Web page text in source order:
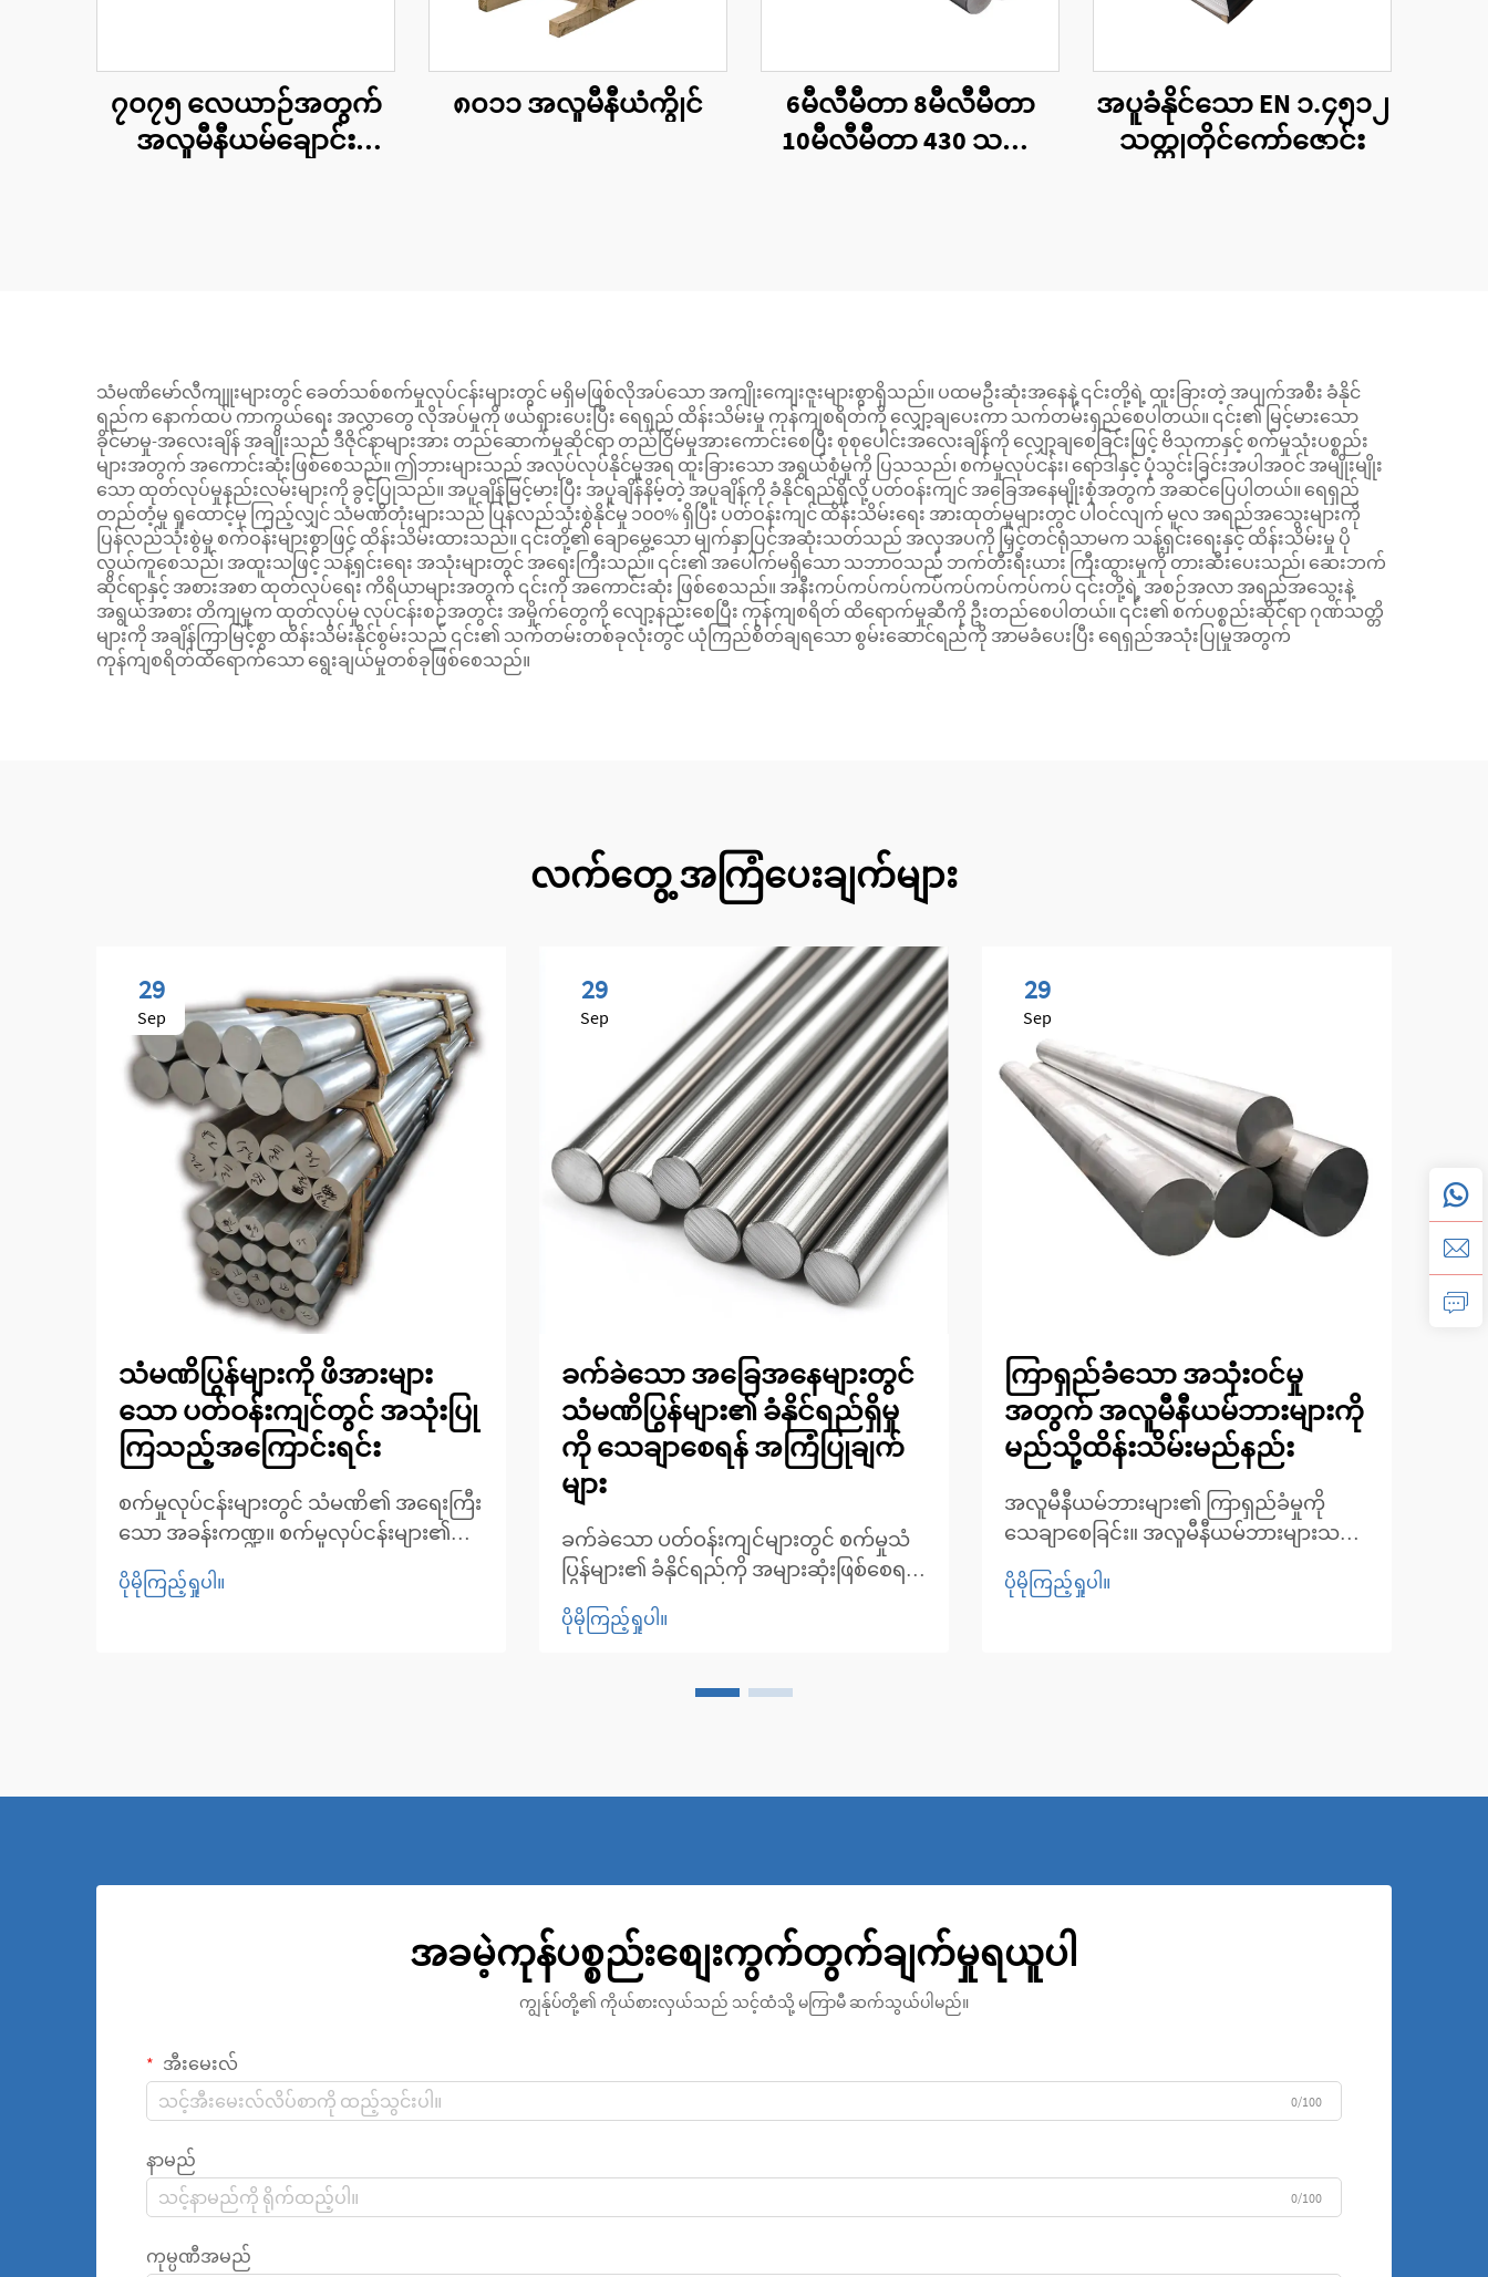
၇၀၇၅ လေယာဉ်အတွက်
အလူမီနီယမ်ချောင်း
၈၀၁၁ အလူမီနီယံကွိုင်
6မီလီမီတာ 8မီလီမီတာ
10မီလီမီတာ 430 သတ္တု
အပူခံနိုင်သော EN ၁.၄၅၁၂
သတ္တုတိုင်ကော်ဇောင်း
သံမဏိမော်လီကျူးများတွင် ခေတ်သစ်စက်မှုလုပ်ငန်းများတွင် မရှိမဖြစ်လိုအပ်သော အကျိုးကျေးဇူးများစွာရှိသည်။ ပထမဦးဆုံးအနေနဲ့ ၎င်းတို့ရဲ့ ထူးခြားတဲ့ အပျက်အစီး ခံနိုင်
ရည်က နောက်ထပ် ကာကွယ်ရေး အလွှာတွေ လိုအပ်မှုကို ဖယ်ရှားပေးပြီး ရေရှည် ထိန်းသိမ်းမှု ကုန်ကျစရိတ်ကို လျှော့ချပေးကာ သက်တမ်းရှည်စေပါတယ်။ ၎င်း၏ မြင့်မားသော
ခိုင်မာမှု-အလေးချိန် အချိုးသည် ဒီဇိုင်နာများအား တည်ဆောက်မှုဆိုင်ရာ တည်ငြိမ်မှုအားကောင်းစေပြီး စုစုပေါင်းအလေးချိန်ကို လျှော့ချစေခြင်းဖြင့် ဗိသုကာနှင့် စက်မှုသုံးပစ္စည်း
များအတွက် အကောင်းဆုံးဖြစ်စေသည်။ ဤဘားများသည် အလုပ်လုပ်နိုင်မှုအရ ထူးခြားသော အရွယ်စုံမှုကို ပြသသည်၊ စက်မှုလုပ်ငန်း၊ ရော်ဒါနှင့် ပုံသွင်းခြင်းအပါအဝင် အမျိုးမျိုး
သော ထုတ်လုပ်မှုနည်းလမ်းများကို ခွင့်ပြုသည်။ အပူချိန်မြင့်မားပြီး အပူချိန်နိမ့်တဲ့ အပူချိန်ကို ခံနိုင်ရည်ရှိလို့ ပတ်ဝန်းကျင် အခြေအနေမျိုးစုံအတွက် အဆင်ပြေပါတယ်။ ရေရှည်
တည်တံ့မှု ရှုထောင့်မှ ကြည့်လျှင် သံမဏိတုံးများသည် ပြန်လည်သုံးစွဲနိုင်မှု ၁၀၀% ရှိပြီး ပတ်ဝန်းကျင် ထိန်းသိမ်းရေး အားထုတ်မှုများတွင် ပါဝင်လျက် မူလ အရည်အသွေးများကို
ပြန်လည်သုံးစွဲမှု စက်ဝန်းများစွာဖြင့် ထိန်းသိမ်းထားသည်။ ၎င်းတို့၏ ချောမွေ့သော မျက်နှာပြင်အဆုံးသတ်သည် အလှအပကို မြှင့်တင်ရုံသာမက သန့်ရှင်းရေးနှင့် ထိန်းသိမ်းမှု ပို
လွယ်ကူစေသည်၊ အထူးသဖြင့် သန့်ရှင်းရေး အသုံးများတွင် အရေးကြီးသည်။ ၎င်း၏ အပေါက်မရှိသော သဘာဝသည် ဘက်တီးရီးယား ကြီးထွားမှုကို တားဆီးပေးသည်၊ ဆေးဘက်
ဆိုင်ရာနှင့် အစားအစာ ထုတ်လုပ်ရေး ကိရိယာများအတွက် ၎င်းကို အကောင်းဆုံး ဖြစ်စေသည်။ အနီးကပ်ကပ်ကပ်ကပ်ကပ်ကပ်ကပ်ကပ် ၎င်းတို့ရဲ့ အစဉ်အလာ အရည်အသွေးနဲ့
အရွယ်အစား တိကျမှုက ထုတ်လုပ်မှု လုပ်ငန်းစဉ်အတွင်း အမှိုက်တွေကို လျော့နည်းစေပြီး ကုန်ကျစရိတ် ထိရောက်မှုဆီကို ဦးတည်စေပါတယ်။ ၎င်း၏ စက်ပစ္စည်းဆိုင်ရာ ဂုဏ်သတ္တိ
များကို အချိန်ကြာမြင့်စွာ ထိန်းသိမ်းနိုင်စွမ်းသည် ၎င်း၏ သက်တမ်းတစ်ခုလုံးတွင် ယုံကြည်စိတ်ချရသော စွမ်းဆောင်ရည်ကို အာမခံပေးပြီး ရေရှည်အသုံးပြုမှုအတွက်
ကုန်ကျစရိတ်ထိရောက်သော ရွေးချယ်မှုတစ်ခုဖြစ်စေသည်။
လက်တွေ့ အကြံပေးချက်များ
29
Sep
သံမဏိပြွန်များကို ဖိအားများ
သော ပတ်ဝန်းကျင်တွင် အသုံးပြု
ကြသည့်အကြောင်းရင်း
စက်မှုလုပ်ငန်းများတွင် သံမဏိ၏ အရေးကြီး
သော အခန်းကဏ္ဍ။ စက်မှုလုပ်ငန်းများ၏
ပစ္စည်းများရွေးချယ်မှုသည် အောင်မြင်မှုနှင့်
ပိုမိုကြည့်ရှုပါ။
29
Sep
ခက်ခဲသော အခြေအနေများတွင်
သံမဏိပြွန်များ၏ ခံနိုင်ရည်ရှိမှု
ကို သေချာစေရန် အကြံပြုချက်
များ
ခက်ခဲသော ပတ်ဝန်းကျင်များတွင် စက်မှုသံ
ပြွန်များ၏ ခံနိုင်ရည်ကို အများဆုံးဖြစ်စေရန်။
မှုအခြေအနေများကို တိုးချဲ့လာသည်နှင့်အမျှ
အရေးကြီးလာပါသည်။ ဓာတု... မှ
ပိုမိုကြည့်ရှုပါ။
29
Sep
ကြာရှည်ခံသော အသုံးဝင်မှု
အတွက် အလူမီနီယမ်ဘားများကို
မည်သို့ထိန်းသိမ်းမည်နည်း
အလူမီနီယမ်ဘားများ၏ ကြာရှည်ခံမှုကို
သေချာစေခြင်း။ အလူမီနီယမ်ဘားများသည်
ကြောင့် စက်မှုလုပ်ငန်းများစွာတွင် အသုံး
ပိုမိုကြည့်ရှုပါ။
အခမဲ့ကုန်ပစ္စည်းစျေးကွက်တွက်ချက်မှုရယူပါ
ကျွန်ုပ်တို့၏ ကိုယ်စားလှယ်သည် သင့်ထံသို့ မကြာမီ ဆက်သွယ်ပါမည်။
အီးမေးလ်
0/100
နာမည်
0/100
ကုမ္ပဏီအမည်